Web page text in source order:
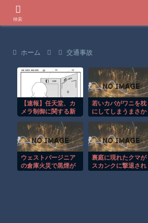
ホーム 交通事故
【速報】任天堂、カ
メラ制御に関する新
点から撮影モードへ
スムーズに移行
若いカバがワニを枕
にしてしまうまさか
ウェストバージニア
の倉庫火災で黒煙が
裏庭に現れたクマが
スカンクに撃退され
検索